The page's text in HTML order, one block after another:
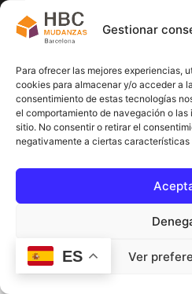
Gestionar
Para ofrecer las mejores experiencias,
cookies para almacenar y/o acceder a
consentimiento de estas tecnologías
el comportamiento de navegación o
sitio. No consentir o retirar el
negativamente a ciertas
Ver
100
ES